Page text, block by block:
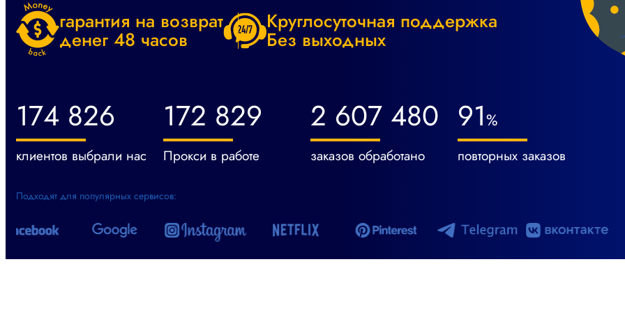
гарантия на возврат
денег 48 часов
Круглосуточная поддержка
Без выходных
клиентов выбрали нас
174 826
Прокси в работе
172 829
заказов обработано
2 607 480
повторных заказов
91%
Подходят для популярных сервисов: